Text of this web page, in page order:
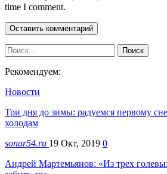
time I comment.
Рекомендуем:
Новости
Три дня до зимы: радуемся первому
холодам
sonar54.ru 19 Окт, 2019 0
Андрей Мартемьянов: «Из трех